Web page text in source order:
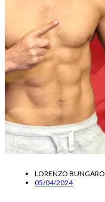
LORENZO BUNGARO
05/04/2024